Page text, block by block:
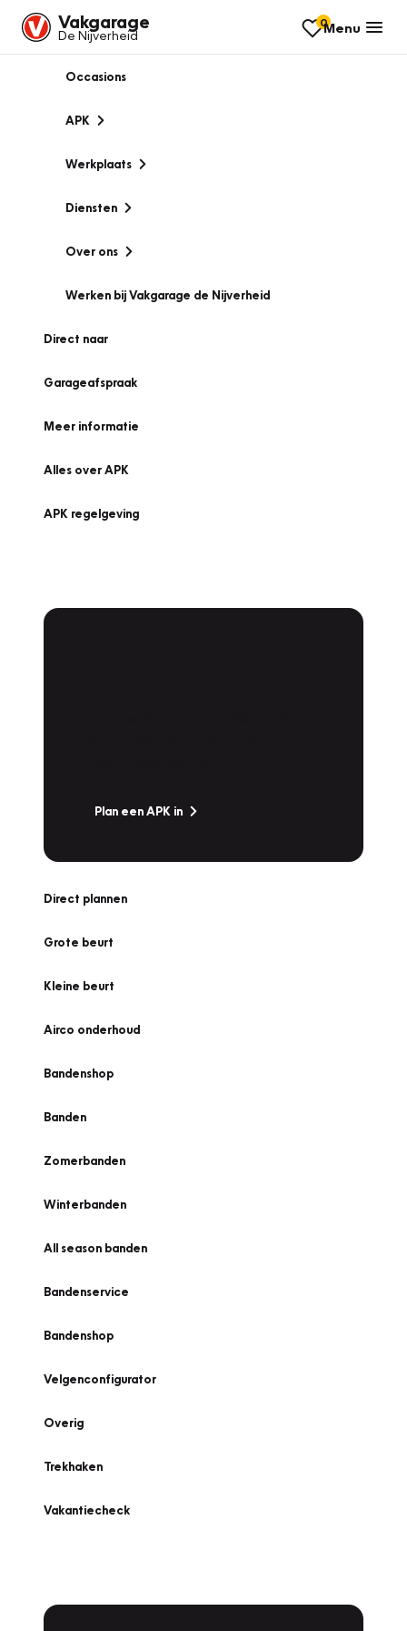
Vakgarage
De Nijverheid
0Menu
Occasions
APK
Werkplaats
Diensten
Over ons
Werken bij Vakgarage de Nijverheid
Direct naar
Garageafspraak
Meer informatie
Alles over APK
APK regelgeving
Plan een APK in
Direct plannen
Grote beurt
Kleine beurt
Airco onderhoud
Bandenshop
Banden
Zomerbanden
Winterbanden
All season banden
Bandenservice
Bandenshop
Velgenconfigurator
Overig
Trekhaken
Vakantiecheck